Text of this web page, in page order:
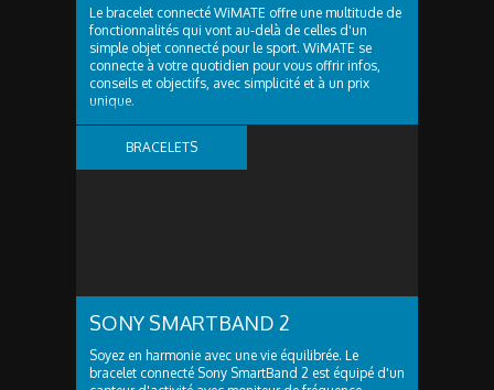
Le bracelet connecté WiMATE offre une multitude de
fonctionnalités qui vont au-delà de celles d'un
simple objet connecté pour le sport. WiMATE se
connecte à votre quotidien pour vous offrir infos,
conseils et objectifs, avec simplicité et à un prix
unique.
BRACELETS
SONY SMARTBAND 2
Soyez en harmonie avec une vie équilibrée. Le
bracelet connecté Sony SmartBand 2 est équipé d'un